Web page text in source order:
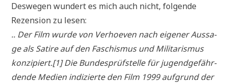
Des­we­gen wun­dert es mich auch nicht, fol­gen­de
Rezen­si­on zu lesen:
.. Der Film wur­de von Ver­hoe­ven nach eige­ner Aus­sa­
ge als Sati­re auf den Faschis­mus und Mili­ta­ris­mus
konzipiert.[1] Die Bun­des­prüf­stel­le für jugend­ge­fähr­
den­de Medi­en indi­zier­te den Film 1999 auf­grund der